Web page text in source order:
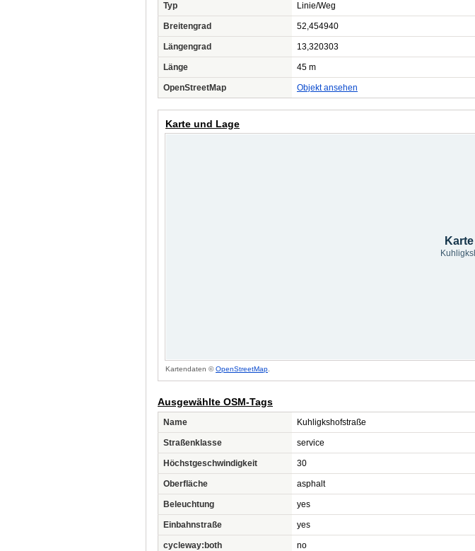
Typ Linie/Weg
Breitengrad 52,454940
Längengrad 13,320303
Länge 45 m
OpenStreetMap Objekt ansehen
Karte und Lage
Kartendaten ©OpenStreetMap
Ausgewählte OSM-Tags
Name Kuhligkshofstraße
Straßenklasse service
Höchstgeschwindigkeit 30
Oberfläche asphalt
Beleuchtung yes
Einbahnstraße yes
cycleway:both no